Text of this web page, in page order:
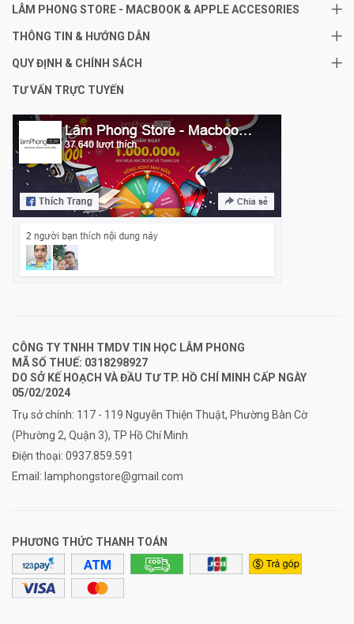
LÂM PHONG STORE - MACBOOK & APPLE ACCESORIES
THÔNG TIN & HƯỚNG DẪN
QUY ĐỊNH & CHÍNH SÁCH
TƯ VẤN TRỰC TUYẾN
CÔNG TY TNHH TMDV TIN HỌC LÂM PHONG
MÃ SỐ THUẾ: 0318298927
DO SỞ KẾ HOẠCH VÀ ĐẦU TƯ TP. HỒ CHÍ MINH CẤP NGÀY
05/02/2024
Trụ sở chính: 117 - 119 Nguyễn Thiện Thuật, Phường Bàn Cờ
(Phường 2, Quận 3), TP Hồ Chí Minh
Điện thoại: 0937.859.591
Email: lamphongstore@gmail.com
PHƯƠNG THỨC THANH TOÁN